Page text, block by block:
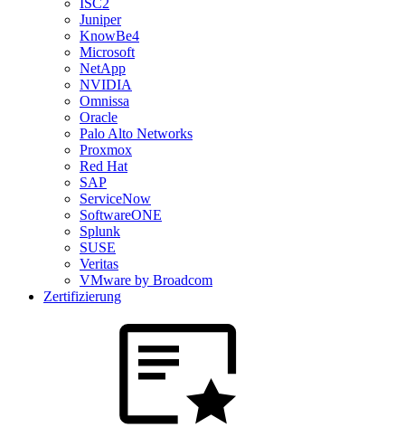
ISC2
Juniper
KnowBe4
Microsoft
NetApp
NVIDIA
Omnissa
Oracle
Palo Alto Networks
Proxmox
Red Hat
SAP
ServiceNow
SoftwareONE
Splunk
SUSE
Veritas
VMware by Broadcom
Zertifizierung